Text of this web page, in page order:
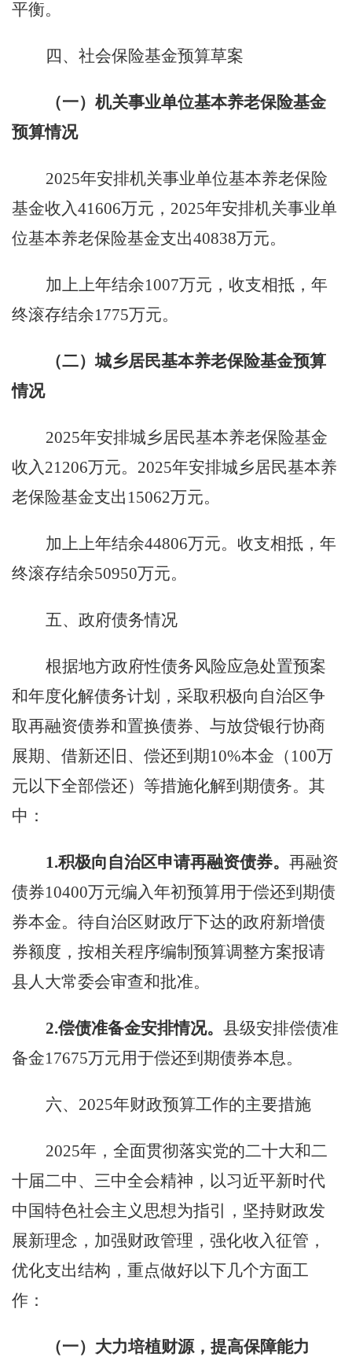
平衡。
四、社会保险基金预算草案
（一）机关事业单位基本养老保险基金
预算情况
2025年安排机关事业单位基本养老保险
基金收入41606万元， 2025年安排机关事业单
位基本养老保险基金支出40838万元。
加上上年结余1007万元，收支相抵，年
终滚存结余1775万元。
（二）城乡居民基本养老保险基金预算
情况
2025年安排城乡居民基本养老保险基金
收入21206万元。 2025年安排城乡居民基本养
老保险基金支出 15062万元。
加上上年结余44806万元。收支相抵，年
终滚存结余50950万元。
五、政府债务情况
根据地方政府性债务风险应急处置预案
和年度化解债务计划，采取积极向自治区争
取再融资债券和置换债券、与放贷银行协商
展期、借新还旧、偿还到期10%本金（ 100万
元以下全部偿还）等措施化解到期债务。其
中：
1.积极向自治区申请再融资债券。 再融资
债券10400万元编入年初预算用于偿还到期债
券本金。待自治区财政厅下达的政府新增债
券额度，按相关程序编制预算调整方案报请
县人大常委会审查和批准。
2.偿债准备金安排情况。 县级安排偿债准
备金17675万元用于偿还到期债券本息。
六、 2025年财政预算工作的主要措施
2025年，全面贯彻落实党的二十大和二
十届二中、三中全会精神，以习近平新时代
中国特色社会主义思想为指引，坚持财政发
展新理念，加强财政管理，强化收入征管，
优化支出结构，重点做好以下几个方面工
作：
（一）大力培植财源，提高保障能力